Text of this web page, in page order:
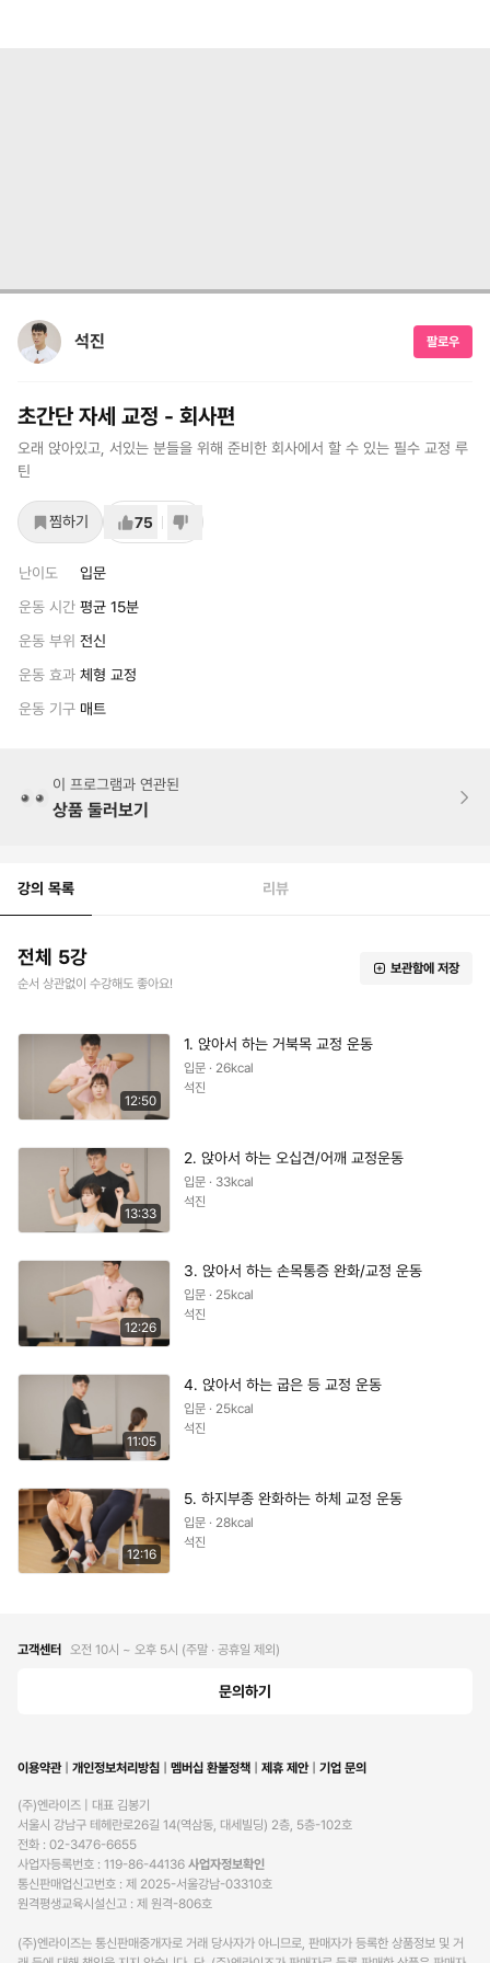
석진 팔로우
초간단 자세 교정 - 회사편
오래 앉아있고, 서있는 분들을 위해 준비한 회사에서 할 수 있는 필수 교정 루
틴
찜하기 75
난이도
입문
운동 시간 평균 15분
운동 부위 전신
운동 효과 체형 교정
운동 기구 매트
이 프로그램과 연관된
상품 둘러보기
강의 목록 리뷰
전체 5강
순서 상관없이 수강해도 좋아요!
보관함에 저장
12:50
1. 앉아서 하는 거북목 교정 운동
입문 · 26kcal
석진
13:33
2. 앉아서 하는 오십견/어깨 교정운동
입문 · 33kcal
석진
12:26
3. 앉아서 하는 손목통증 완화/교정 운동
입문 · 25kcal
석진
11:05
4. 앉아서 하는 굽은 등 교정 운동
입문 · 25kcal
석진
12:16
5. 하지부종 완화하는 하체 교정 운동
입문 · 28kcal
석진
고객센터 오전 10시 ~ 오후 5시 (주말 ∙ 공휴일 제외)
문의하기
이용약관 개인정보처리방침 멤버십 환불정책 제휴 제안 기업 문의
(주)엔라이즈 | 대표 김봉기
서울시 강남구 테헤란로26길 14(역삼동, 대세빌딩) 2층, 5층-102호
전화 : 02-3476-6655
사업자등록번호 : 119-86-44136 사업자정보확인
통신판매업신고번호 : 제 2025-서울강남-03310호
원격평생교육시설신고 : 제 원격-806호
(주)엔라이즈는 통신판매중개자로 거래 당사자가 아니므로, 판매자가 등록한 상품정보 및 거